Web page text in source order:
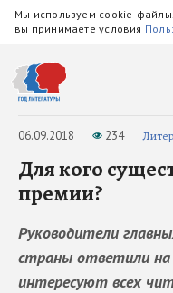
Мы используем cookie-
вы принимаете условия
06.09.2018 234
Для кого
премии?
Руководители
страны ответили
интересуют всех